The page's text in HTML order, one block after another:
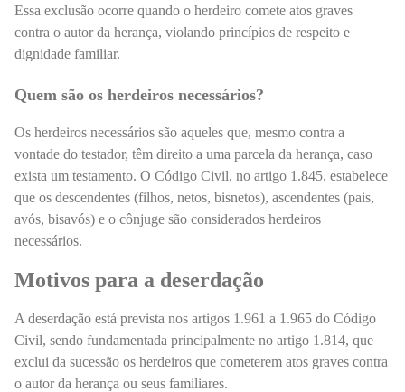
Essa exclusão ocorre quando o herdeiro comete atos graves
contra o autor da herança, violando princípios de respeito e
dignidade familiar.
Quem são os herdeiros necessários?
Os herdeiros necessários são aqueles que, mesmo contra a
vontade do testador, têm direito a uma parcela da herança, caso
exista um testamento. O Código Civil, no artigo 1.845, estabelece
que os descendentes (filhos, netos, bisnetos), ascendentes (pais,
avós, bisavós) e o cônjuge são considerados herdeiros
necessários.
Motivos para a deserdação
A deserdação está prevista nos artigos 1.961 a 1.965 do Código
Civil, sendo fundamentada principalmente no artigo 1.814, que
exclui da sucessão os herdeiros que cometerem atos graves contra
o autor da herança ou seus familiares.